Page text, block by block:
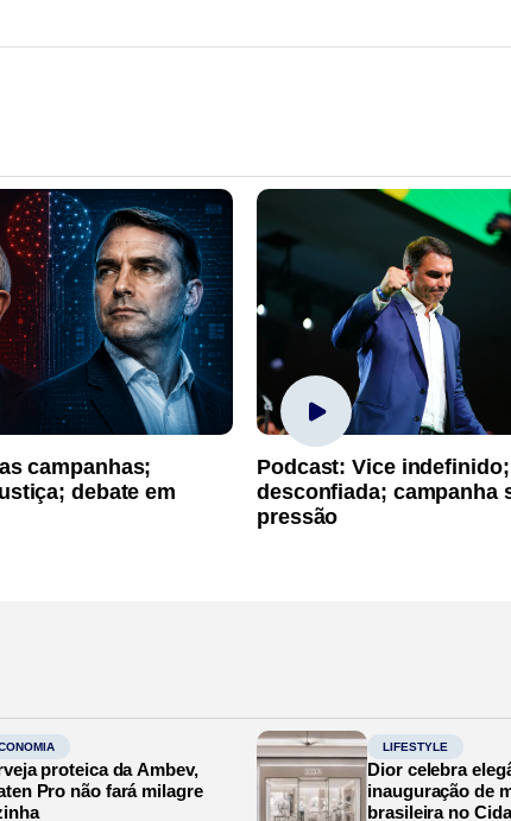
campanhas;
debate em
Podcast: Vice
desconfiada; campanha
pressão
proteica da Ambev,
Pro não fará milagre
LIFESTYLE
Dior celebra
inauguração de
brasileira no